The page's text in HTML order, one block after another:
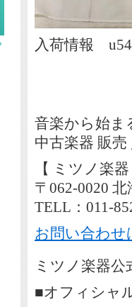
入荷情報
音楽から始ま
中古楽器 販
【 ミツノ楽
〒062-0020
TELL：011-
お問い合わせ
ミツノ楽器
■オフィシャ